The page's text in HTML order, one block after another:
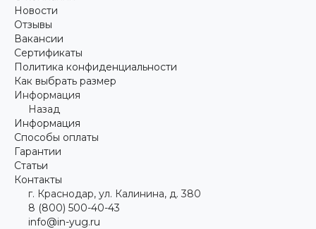
Новости
Отзывы
Вакансии
Сертификаты
Политика конфиденциальности
Как выбрать размер
Информация
Назад
Информация
Способы оплаты
Гарантии
Статьи
Контакты
г. Краснодар, ул. Калинина, д. 380
8 (800) 500-40-43
info@in-yug.ru